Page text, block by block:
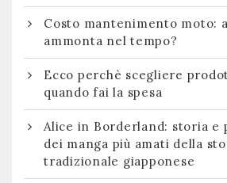
Costo mantenimento moto:
ammonta nel tempo?
Ecco perchè scegliere
quando fai la spesa
Alice in Borderland: storia e
dei manga più amati della
tradizionale giapponese